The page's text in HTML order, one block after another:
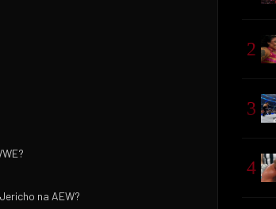
na AEW?
2
3
4